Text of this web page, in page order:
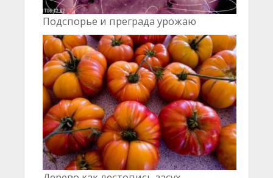
Подспорье и преграда урожаю